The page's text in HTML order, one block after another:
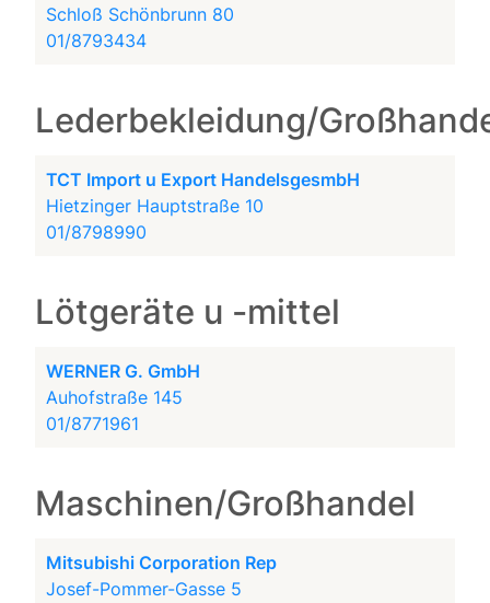
Schloß Schönbrunn 80
01/8793434
Lederbekleidung/
TCT Import u Export HandelsgesmbH
Hietzinger Hauptstraße 10
01/8798990
Lötgeräte u -mittel
WERNER G. GmbH
Auhofstraße 145
01/8771961
Maschinen/Großhandel
Mitsubishi Corporation Rep
Josef-Pommer-Gasse 5